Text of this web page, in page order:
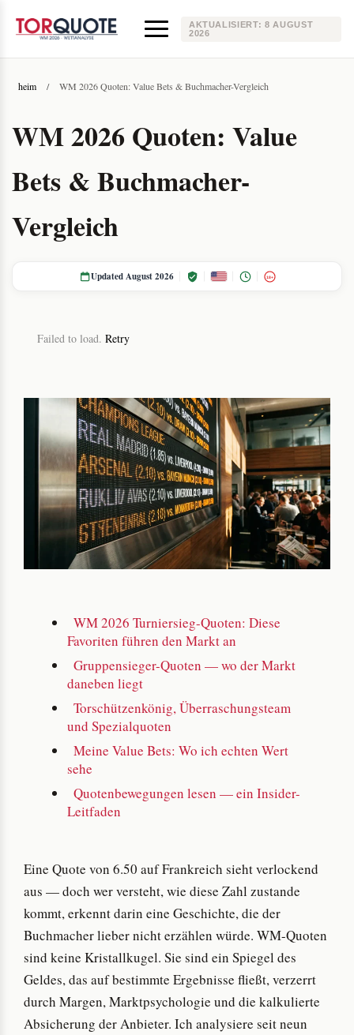
AKTUALISIERT:8 AUGUST
2026
heim / WM 2026 Quoten: Value Bets & Buchmacher-Vergleich
WM 2026 Quoten: Value
Bets & Buchmacher-
Vergleich
Updated August 2026 18+
Failed to load. Retry
WM 2026 Turniersieg-Quoten: Diese
Favoriten führen den Markt an
Gruppensieger-Quoten — wo der Markt
daneben liegt
Torschützenkönig, Überraschungsteam
und Spezialquoten
Meine Value Bets: Wo ich echten Wert
sehe
Quotenbewegungen lesen — ein Insider-
Leitfaden
Eine Quote von 6.50 auf Frankreich sieht verlockend
aus — doch wer versteht, wie diese Zahl zustande
kommt, erkennt darin eine Geschichte, die der
Buchmacher lieber nicht erzählen würde. WM-Quoten
sind keine Kristallkugel. Sie sind ein Spiegel des
Geldes, das auf bestimmte Ergebnisse fließt, verzerrt
durch Margen, Marktpsychologie und die kalkulierte
Absicherung der Anbieter. Ich analysiere seit neun